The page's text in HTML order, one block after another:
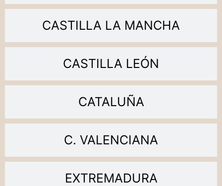
CASTILLA LA MANCHA
CASTILLA LEÓN
CATALUÑA
C. VALENCIANA
EXTREMADURA